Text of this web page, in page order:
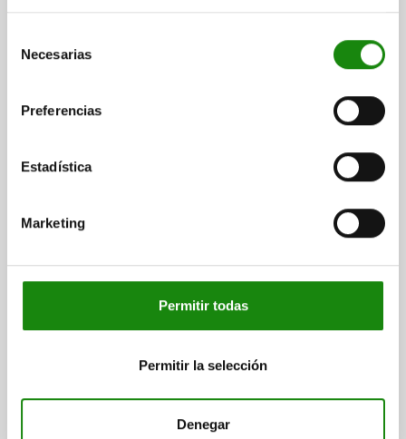
Necesarias
Preferencias
Estadística
Marketing
Permitir todas
Permitir la selección
Denegar
$11,033.38
FORMAS
DETALLES
Otros clientes también
compraron